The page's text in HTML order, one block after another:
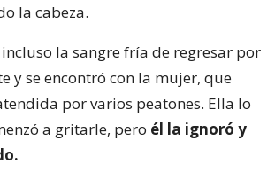
la cabeza.
la sangre fría de regresar por
y se encontró con la mujer, que
por varios peatones. Ella lo
a gritarle, pero él la ignoró y